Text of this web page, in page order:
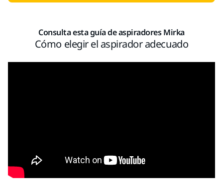
Consulta esta guía de aspiradores Mirka
Cómo elegir el aspirador adecuado